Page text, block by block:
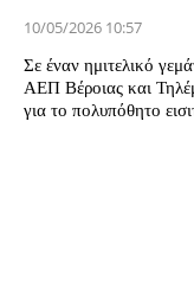
10/05/2026 10:57
Σε έναν ημιτελικό
ΑΕΠ Βέροιας και
για το πολυπόθητο